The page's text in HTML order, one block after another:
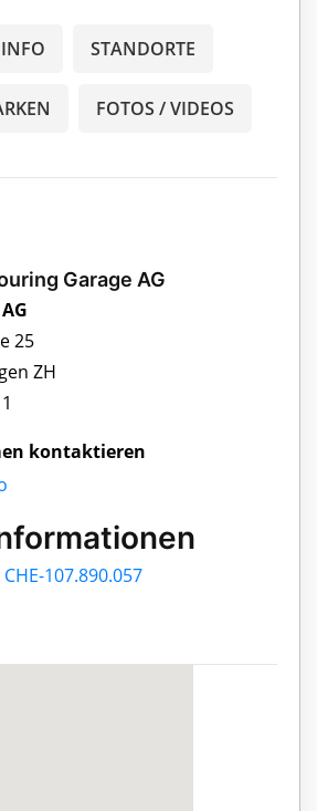
INFO STANDORTE
FOTOS / VIDEOS
Garage AG
25
ZH
kontaktieren
CHE-107.890.057